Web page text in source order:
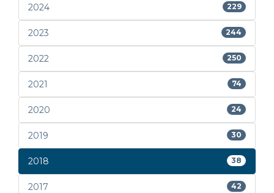
2024 229
2023 244
2022 250
2021 74
2020 24
2019 30
2018 38
2017 42